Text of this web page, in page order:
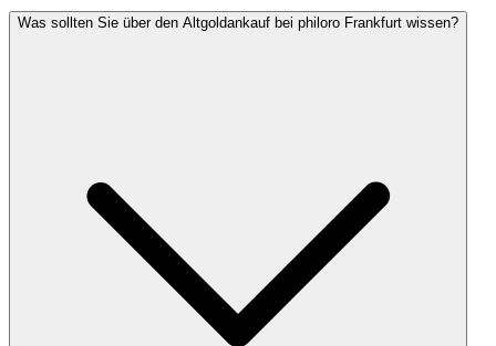
Was sollten Sie über den Altgoldankauf bei philoro Frankfurt wissen?